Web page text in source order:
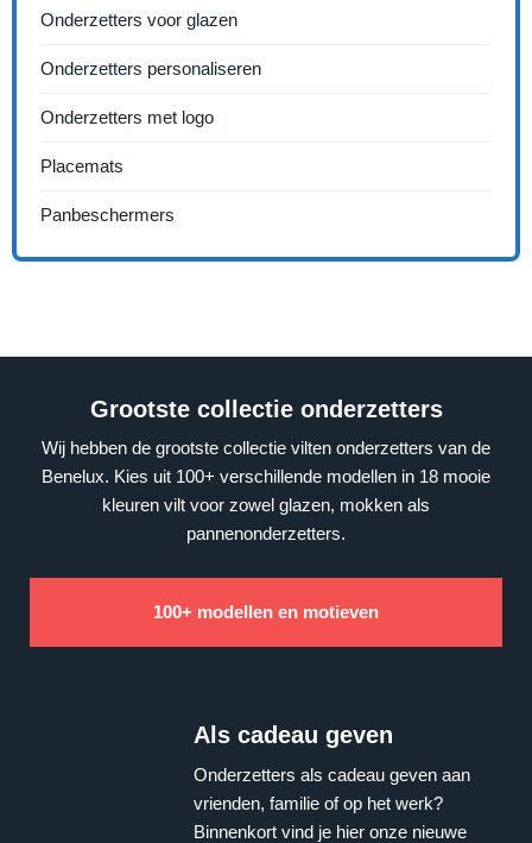
Onderzetters voor glazen
Onderzetters personaliseren
Onderzetters met logo
Placemats
Panbeschermers
Grootste collectie onderzetters
Wij hebben de grootste collectie vilten onderzetters van de
Benelux. Kies uit 100+ verschillende modellen in 18 mooie
kleuren vilt voor zowel glazen, mokken als
pannenonderzetters.
100+ modellen en motieven
Als cadeau geven
Onderzetters als cadeau geven aan
vrienden, familie of op het werk?
Binnenkort vind je hier onze nieuwe